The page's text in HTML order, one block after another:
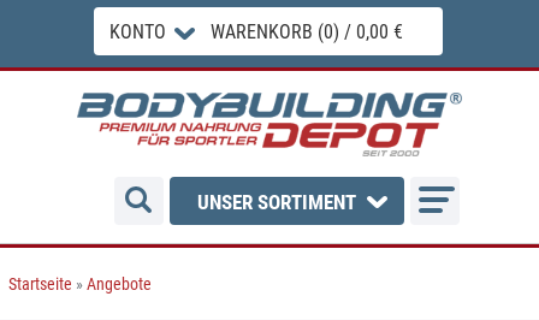
KONTO WARENKORB (0) / 0,00 €
UNSER SORTIMENT
Startseite »Angebote